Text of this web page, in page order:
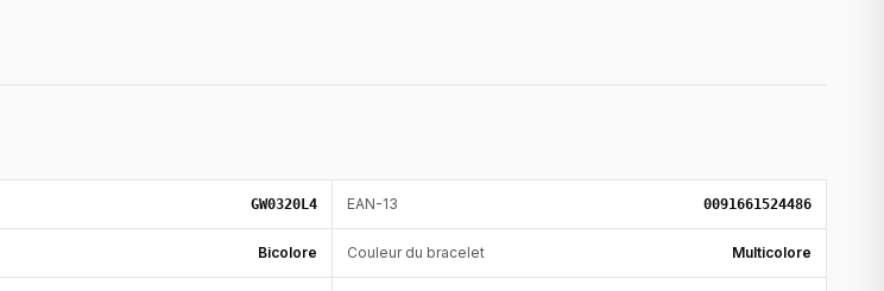
GW0320L4 EAN-13 0091661524486
Bicolore Couleur du bracelet Multicolore